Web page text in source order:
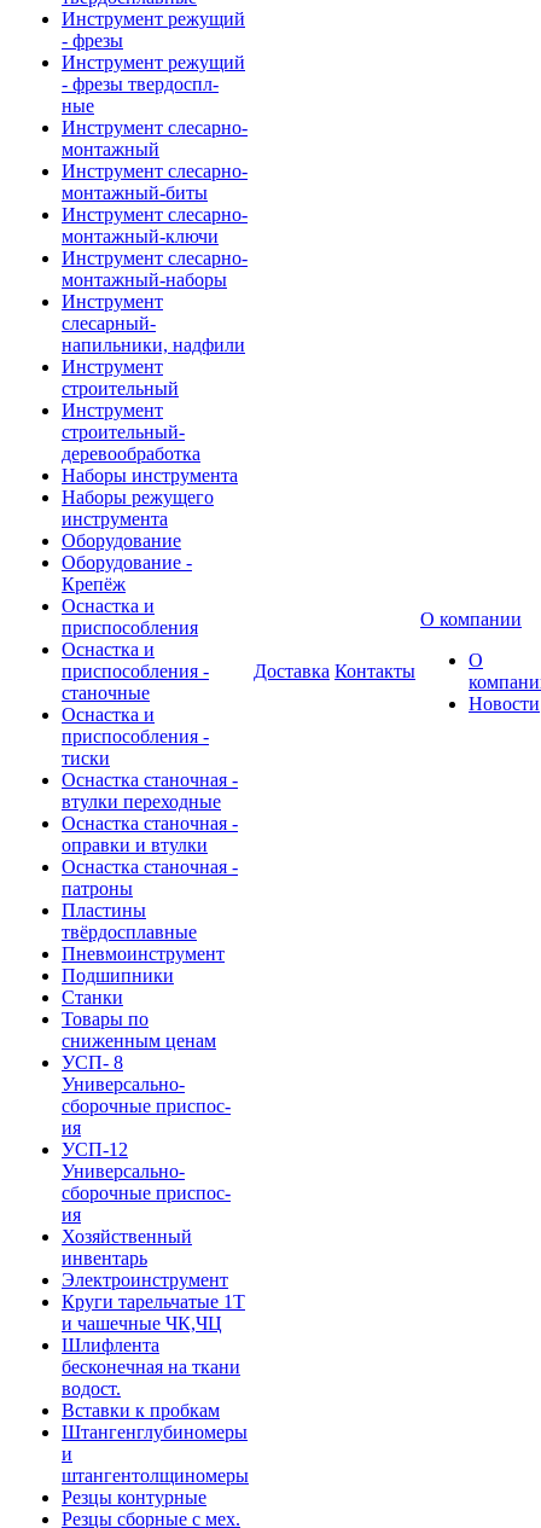
Инструмент режущий
- фрезы
Инструмент режущий
- фрезы твердоспл-
ные
Инструмент слесарно-
монтажный
Инструмент слесарно-
монтажный-биты
Инструмент слесарно-
монтажный-ключи
Инструмент слесарно-
монтажный-наборы
Инструмент
слесарный-
напильники, надфили
Инструмент
строительный
Инструмент
строительный-
деревообработка
Наборы инструмента
Наборы режущего
инструмента
Оборудование
Оборудование -
Крепёж
Оснастка и
приспособления
Оснастка и
приспособления -
станочные
Оснастка и
приспособления -
тиски
Оснастка станочная -
втулки переходные
Оснастка станочная -
оправки и втулки
Оснастка станочная -
патроны
Пластины
твёрдосплавные
Пневмоинструмент
Подшипники
Станки
Товары по
сниженным ценам
УСП- 8
Универсально-
сборочные приспос-
ия
УСП-12
Универсально-
сборочные приспос-
ия
Хозяйственный
инвентарь
Электроинструмент
Круги тарельчатые 1Т
и чашечные ЧК,ЧЦ
Шлифлента
бесконечная на ткани
водост.
Вставки к пробкам
Штангенглубиномеры
и
штангентолщиномеры
Резцы контурные
Резцы сборные с мех.
Доставка Контакты
О компании
О
Новости